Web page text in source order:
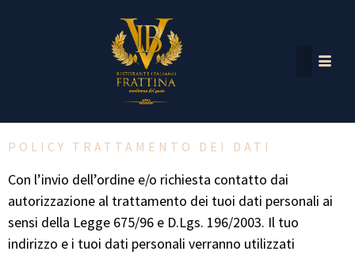
POLICY TRATTAMENTO DEI DATI
Con l’invio dell’ordine e/o richiesta contatto dai
autorizzazione al trattamento dei tuoi dati personali ai
sensi della Legge 675/96 e D.Lgs. 196/2003. Il tuo
indirizzo e i tuoi dati personali verranno utilizzati